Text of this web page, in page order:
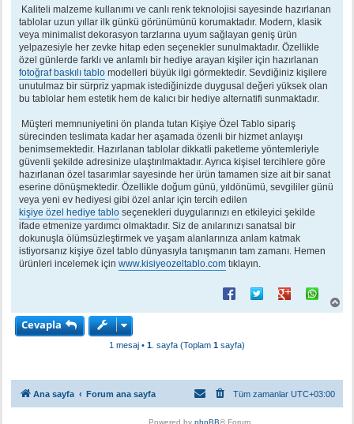
Kaliteli malzeme kullanımı ve canlı renk teknolojisi sayesinde hazırlanan
tablolar uzun yıllar ilk günkü görünümünü korumaktadır. Modern, klasik
veya minimalist dekorasyon tarzlarına uyum sağlayan geniş ürün
yelpazesiyle her zevke hitap eden seçenekler sunulmaktadır. Özellikle
özel günlerde farklı ve anlamlı bir hediye arayan kişiler için hazırlanan
fotoğraf baskılı tablo modelleri büyük ilgi görmektedir. Sevdiğiniz kişilere
unutulmaz bir sürpriz yapmak istediğinizde duygusal değeri yüksek olan
bu tablolar hem estetik hem de kalıcı bir hediye alternatifi sunmaktadır.
Müşteri memnuniyetini ön planda tutan Kişiye Özel Tablo sipariş
sürecinden teslimata kadar her aşamada özenli bir hizmet anlayışı
benimsemektedir. Hazırlanan tablolar dikkatli paketleme yöntemleriyle
güvenli şekilde adresinize ulaştırılmaktadır. Ayrıca kişisel tercihlere göre
hazırlanan özel tasarımlar sayesinde her ürün tamamen size ait bir sanat
eserine dönüşmektedir. Özellikle doğum günü, yıldönümü, sevgililer günü
veya yeni ev hediyesi gibi özel anlar için tercih edilen
kişiye özel hediye tablo seçenekleri duygularınızı en etkileyici şekilde
ifade etmenize yardımcı olmaktadır. Siz de anılarınızı sanatsal bir
dokunuşla ölümsüzleştirmek ve yaşam alanlarınıza anlam katmak
istiyorsanız kişiye özel tablo dünyasıyla tanışmanın tam zamanı. Hemen
ürünleri incelemek için www.kisiyeozeltablo.com tıklayın.
a
Cevapla
1 mesaj • 1 . sayfa (Toplam 1 sayfa)
Ana sayfa Forum ana sayfa Tüm zamanlar UTC+03:00
Powered by phpBB® Forum